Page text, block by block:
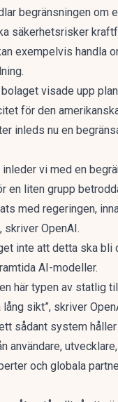
begränsningen om
säkerhetsrisker
exempelvis handla
visade upp
för den
inleds nu en
inleder vi med en
en liten grupp
med regeringen,
skriver OpenAI.
inte att detta ska bli
AI-modeller.
här typen av statlig
sikt”, skriver
sådant system
användare,
och globala